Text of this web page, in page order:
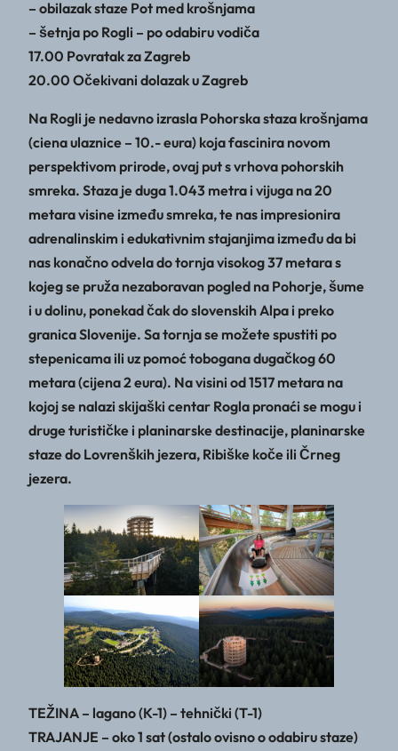
– obilazak staze Pot med krošnjama
– šetnja po Rogli – po odabiru vodiča
17.00 Povratak za Zagreb
20.00 Očekivani dolazak u Zagreb
Na Rogli je nedavno izrasla Pohorska staza krošnjama
(ciena ulaznice – 10.- eura) koja fascinira novom
perspektivom prirode, ovaj put s vrhova pohorskih
smreka. Staza je duga 1.043 metra i vijuga na 20
metara visine između smreka, te nas impresionira
adrenalinskim i edukativnim stajanjima između da bi
nas konačno odvela do tornja visokog 37 metara s
kojeg se pruža nezaboravan pogled na Pohorje, šume
i u dolinu, ponekad čak do slovenskih Alpa i preko
granica Slovenije. Sa tornja se možete spustiti po
stepenicama ili uz pomoć tobogana dugačkog 60
metara (cijena 2 eura). Na visini od 1517 metara na
kojoj se nalazi skijaški centar Rogla pronaći se mogu i
druge turističke i planinarske destinacije, planinarske
staze do Lovrenških jezera, Ribiške koče ili Črneg
jezera.
TEŽINA – lagano (K-1) – tehnički (T-1)
TRAJANJE – oko 1 sat (ostalo ovisno o odabiru staze)